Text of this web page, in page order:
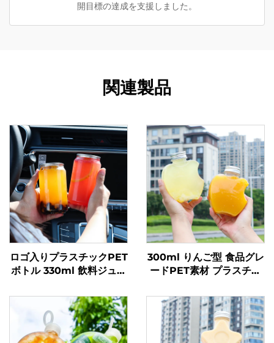
開目標の達成を支援しました。
関連製品
ロゴ入りプラスチックPET
ボトル 330ml 飲料ジュー
300ml りんご型 食品グレ
ードPET素材 プラスチッ
飲料を入れることが可能
創意設計 子どもに人気